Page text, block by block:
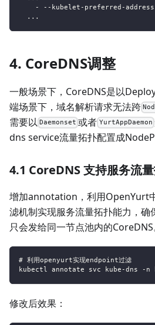
- --kubelet-preferred-
  ...
4. CoreDNS调整
一般场景下，CoreDNS是以
端场景下，域名解析请求无法跨
需要以 Daemonset 或者 YurtAppDaemon
dns service流量拓扑配置成
4.1 CoreDNS 支持服务流
增加annotation，利用OpenYurt
滤机制实现服务流量拓扑能力，确
只会发给同一节点池内的CoreDNS
# 利用openyurt实现endpoint过滤
kubectl annotate svc kube-dns -n
修改后效果：